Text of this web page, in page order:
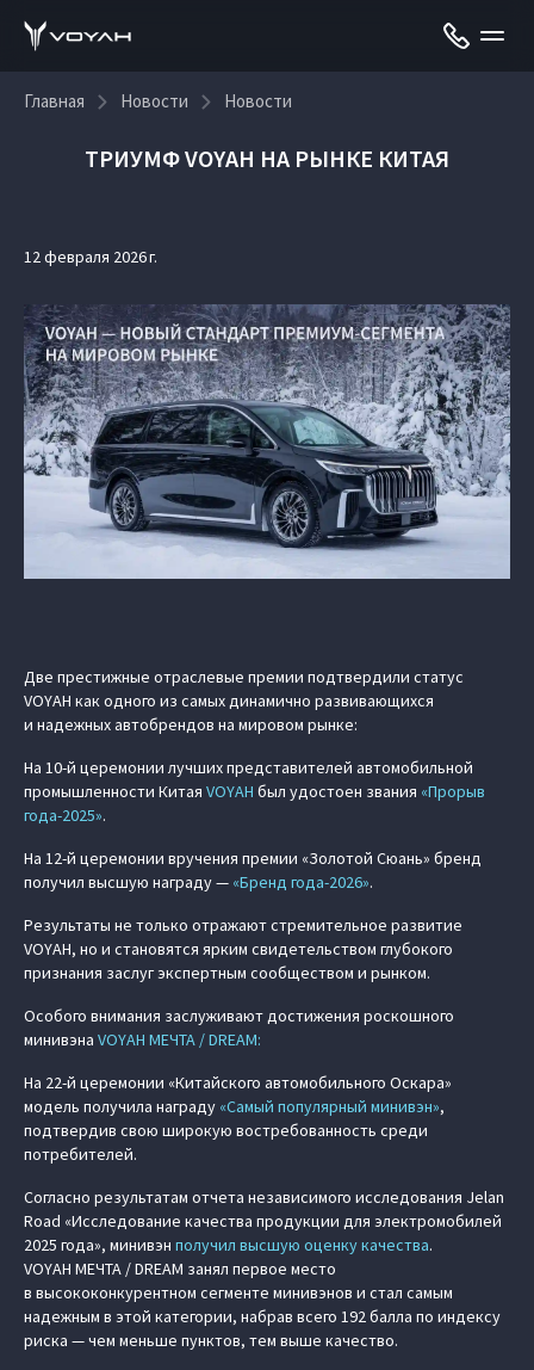
Главная Новости Новости
ТРИУМФ VOYAH НА РЫНКЕ КИТАЯ
12 февраля 2026 г.
Две престижные отраслевые премии подтвердили статус
VOYAH как одного из самых динамично развивающихся
и надежных автобрендов на мировом рынке:
На 10-й церемонии лучших представителей автомобильной
промышленности Китая VOYAH был удостоен звания «Прорыв
года-2025».
На 12-й церемонии вручения премии «Золотой Сюань» бренд
получил высшую награду — «Бренд года-2026».
Результаты не только отражают стремительное развитие
VOYAH, но и становятся ярким свидетельством глубокого
признания заслуг экспертным сообществом и рынком.
Особого внимания заслуживают достижения роскошного
минивэна VOYAH МЕЧТА / DREAM:
На 22-й церемонии «Китайского автомобильного Оскара»
модель получила награду «Самый популярный минивэн»,
подтвердив свою широкую востребованность среди
потребителей.
Согласно результатам отчета независимого исследования Jelan
Road «Исследование качества продукции для электромобилей
2025 года», минивэн получил высшую оценку качества.
VOYAH МЕЧТА / DREAM занял первое место
в высококонкурентном сегменте минивэнов и стал самым
надежным в этой категории, набрав всего 192 балла по индексу
риска — чем меньше пунктов, тем выше качество.